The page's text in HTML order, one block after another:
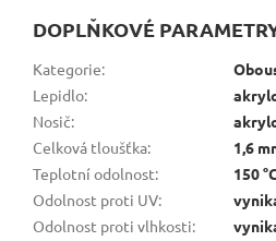
DOPLŇKOVÉ
Kategorie:
Lepidlo:
Nosič:
Celková tloušťka:
1,6
Teplotní odolnost:
150
Odolnost proti UV:
Odolnost proti vlhkosti: